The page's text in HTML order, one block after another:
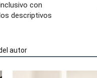
con
descriptivos
autor